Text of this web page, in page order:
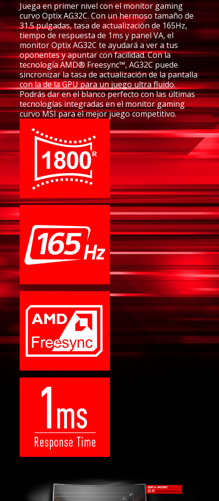
Juega en primer nivel con el monitor gaming
curvo Optix AG32C. Con un hermoso tamaño de
31.5 pulgadas, tasa de actualización de 165Hz,
tiempo de respuesta de 1ms y panel VA, el
monitor Optix AG32C te ayudará a ver a tus
oponentes y apuntar con facilidad. Con la
tecnología AMD® Freesync™, AG32C puede
sincronizar la tasa de actualización de la pantalla
con la de la GPU para un juego ultra fluido.
Podrás dar en el blanco perfecto con las últimas
tecnologías integradas en el monitor gaming
curvo MSI para el mejor juego competitivo.